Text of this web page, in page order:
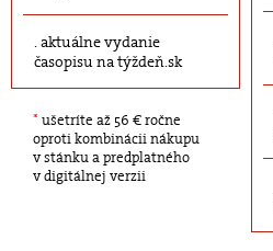
aktuálne vydanie
časopisu na týždeň.sk
* ušetríte až 56 € ročne
oproti kombinácii nákupu
v stánku a predplatného
v digitálnej verzii